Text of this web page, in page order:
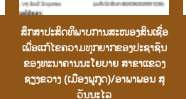
ສຶກສາປະສິດທິພາບການສະໜອງສິນເຊື່ອ
ເພື່ອເເກ້ໄຂຄວາມທຸກຍາກຂອງປະຊາຊົນ
ຂອງທະນາຄານນະໂຍບາຍ ສາຂາເເຂວງ
ຊຽງຂວາງ (ເມືອງພູກູດ)/ອາພາພອນ ສຸ
ວັນນະໄລ